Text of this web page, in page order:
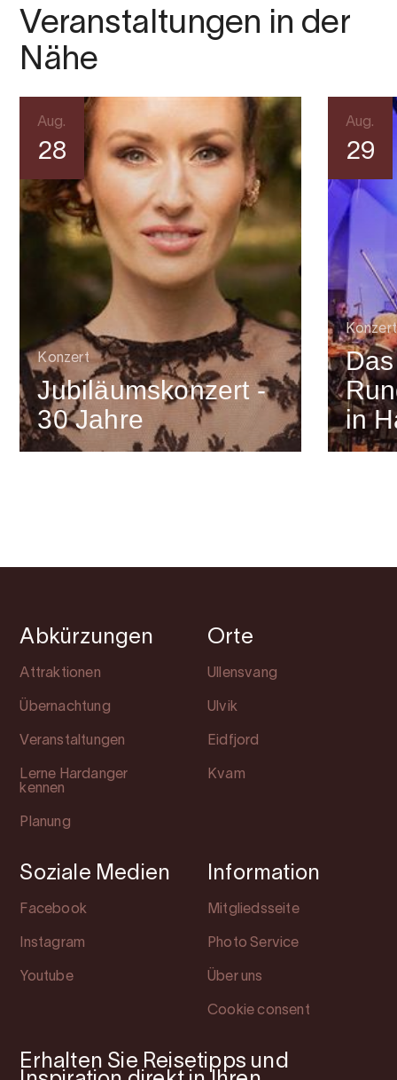
Veranstaltungen in der
Nähe
Aug.
28
Konzert
Jubiläumskonzert -
30 Jahre
Aug.
29
Konzert
in
Abkürzungen
Attraktionen
Übernachtung
Veranstaltungen
Lerne Hardanger
kennen
Planung
Orte
Ullensvang
Ulvik
Eidfjord
Kvam
Soziale Medien
Facebook
Instagram
Youtube
Information
Mitgliedsseite
Photo Service
Über uns
Cookie consent
Erhalten Sie Reisetipps und